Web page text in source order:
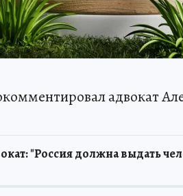
адвокат
"Россия должна выдать